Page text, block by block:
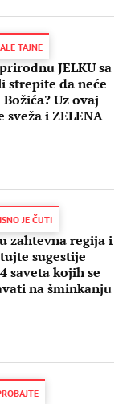
TAJNE
JELKU sa
strepite da neće
Uz ovaj
sveža i ZELENA
JE ČUTI
zahtevna regija i
sugestije
saveta kojih se
na šminkanju